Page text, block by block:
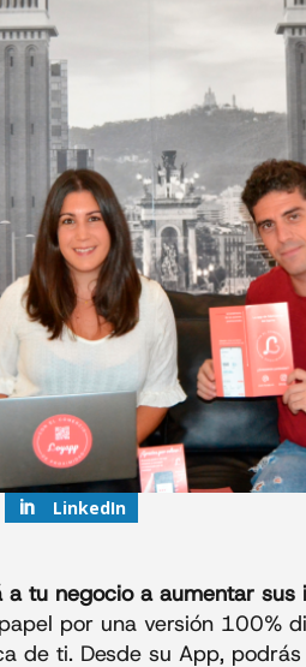
LinkedIn
a tu negocio a aumentar sus
por una versión 100%
de ti. Desde su App,